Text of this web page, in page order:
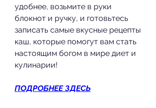
удобнее, возьмите в руки
блокнот и ручку, и готовьтесь
записать самые вкусные рецепты
каш, которые помогут вам стать
настоящим богом в мире диет и
кулинарии!
ПОДРОБНЕЕ ЗДЕСЬ